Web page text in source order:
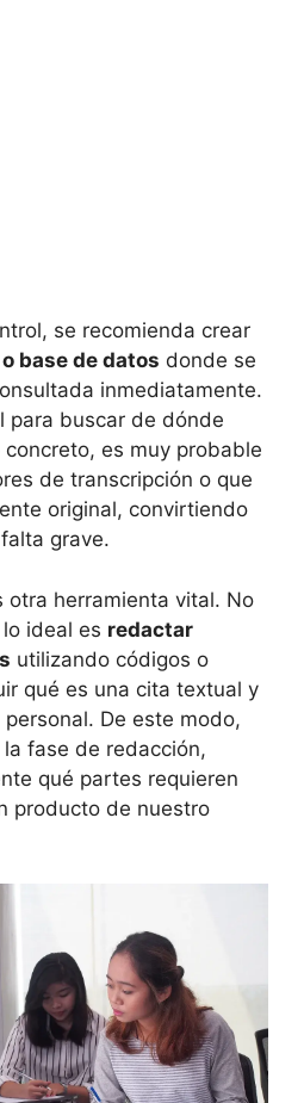
se recomienda crear
base de datos donde se
inmediatamente.
para buscar de dónde
es muy probable
de transcripción o que
original, convirtiendo
grave.
otra herramienta vital. No
ideal es redactar
utilizando códigos o
qué es una cita textual y
De este modo,
fase de redacción,
qué partes requieren
producto de nuestro